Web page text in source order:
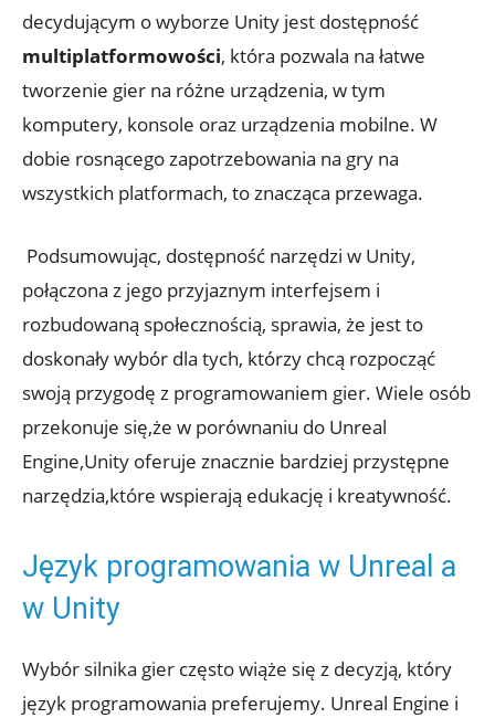
decydującym o wyborze Unity jest ⁢dostępność
multiplatformowości,​ która pozwala⁢ na łatwe
tworzenie gier ‍na ‌różne urządzenia, w‍ tym
komputery,⁣ konsole oraz urządzenia mobilne. W
dobie ​rosnącego zapotrzebowania na​ gry na⁤
wszystkich platformach, to⁤ znacząca przewaga.
⁤ Podsumowując, dostępność narzędzi​ w Unity,
‌połączona z ‍jego przyjaznym interfejsem i
rozbudowaną społecznością, sprawia, ⁣że jest ‍to
doskonały ⁢wybór dla tych, którzy⁢ chcą rozpocząć
swoją przygodę⁣ z ​programowaniem gier. Wiele osób
przekonuje się,że‍ w porównaniu ​do Unreal
Engine,Unity oferuje znacznie bardziej przystępne
narzędzia,które wspierają‍ edukację i kreatywność.
Język programowania ⁤w Unreal a
‌w Unity
Wybór silnika gier często‌ wiąże się z decyzją, który
język⁣ programowania preferujemy. Unreal Engine i